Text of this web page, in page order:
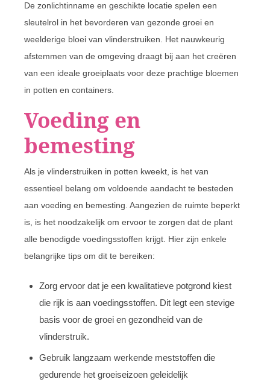
De zonlichtinname en geschikte locatie spelen een
sleutelrol in het bevorderen van gezonde groei en
weelderige bloei van vlinderstruiken. Het nauwkeurig
afstemmen van de omgeving draagt bij aan het creëren
van een ideale groeiplaats voor deze prachtige bloemen
in potten en containers.
Voeding en
bemesting
Als je vlinderstruiken in potten kweekt, is het van
essentieel belang om voldoende aandacht te besteden
aan voeding en bemesting. Aangezien de ruimte beperkt
is, is het noodzakelijk om ervoor te zorgen dat de plant
alle benodigde voedingsstoffen krijgt. Hier zijn enkele
belangrijke tips om dit te bereiken:
Zorg ervoor dat je een kwalitatieve potgrond kiest
die rijk is aan voedingsstoffen. Dit legt een stevige
basis voor de groei en gezondheid van de
vlinderstruik.
Gebruik langzaam werkende meststoffen die
gedurende het groeiseizoen geleidelijk